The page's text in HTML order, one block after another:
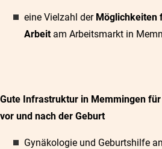
eine Vielzahl der Möglichkeiten
Arbeitam Arbeitsmarkt in
Gute Infrastruktur in Memmingen
vor und nach der Geburt
Gynäkologie und Geburtshilfe